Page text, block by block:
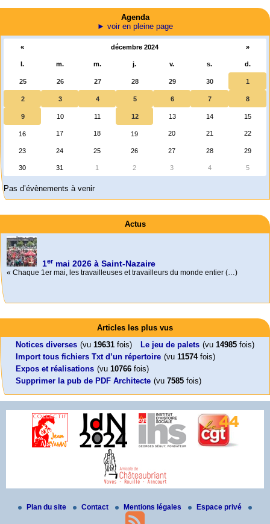
Agenda
► voir en pleine page
« décembre 2024 »
l. m. m. j. v. s. d.
25 26 27 28 29 30 1
2 3 4 5 6 7 8
9 10 11 12 13 14 15
16 17 18 19 20 21 22
23 24 25 26 27 28 29
30 31 1 2 3 4 5
Pas d’évènements à venir
Actus
1ermai 2026 à Saint-Nazaire
« Chaque 1er mai, les travailleuses et travailleurs du monde entier (…)
Foutez-nous la paix !
Aujourd’hui, mercredi 18 mars 2026, le président de la République
Emmanuel (…)
Leonard Peltier libre !
Leonard Peltier, un Amérindien condamné deux fois à la prison à vie pour
un (…)
En Pays-de-la-Loire le couperet est tombé !
« La présidente Horizons de la région Pays de la Loire veut faire voter ce (…)
Mon CV... Cette perle indique une nouveauté, ou le dernier travail (…)
Articles les plus vus
Notices diverses (vu 19631 fois) Le jeu de palets (vu 14985 fois)
Import tous fichiers Txt d’un répertoire (vu 11574fois)
Expos et réalisations (vu 10766 fois)
Supprimer la pub de PDF Architecte (vu 7585 fois)
Plan du site Contact Mentions légales Espace privé